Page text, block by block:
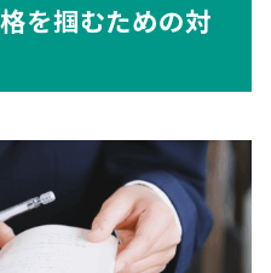
を掴むための対